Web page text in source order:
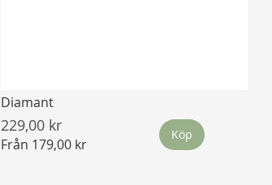
Diamant
229,00 kr
Från 179,00 kr
Köp